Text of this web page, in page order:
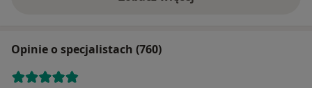
Opinie o specjalistach (760)